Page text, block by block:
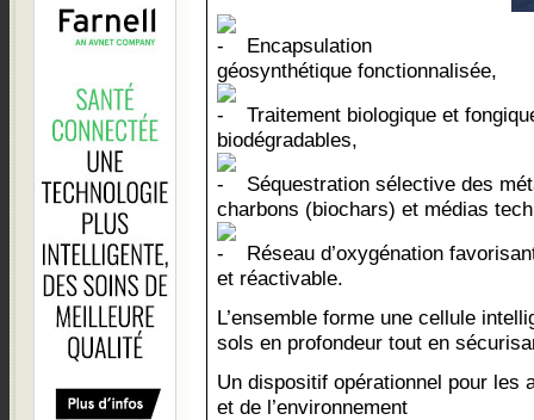
Encapsulation
géosynthétique fonctionnalisée,
Traitement biologique et
biodégradables,
Séquestration sélective des
charbons (biochars) et médias
Réseau d’oxygénation
et réactivable.
L’ensemble forme une cellule
sols en profondeur tout en
Un dispositif opérationnel pour les
et de l’environnement